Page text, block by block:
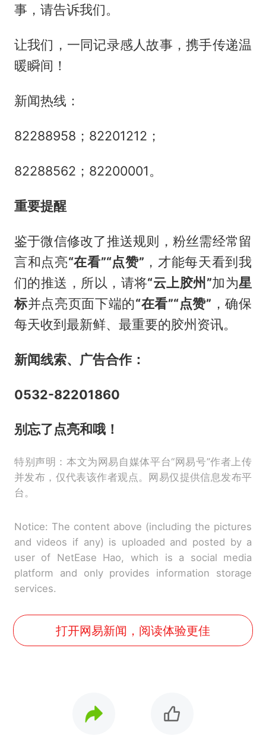
事，请告诉我们。
让我们，一同记录感人故事，携手传递温
暖瞬间！
新闻热线：
82288958；82201212；
82288562；82200001。
重要提醒
鉴于微信修改了推送规则，粉丝需经常留
言和点亮“在看”“点赞” ，才能每天看到我
们的推送，所以，请将“云上胶州”加为星
标并点亮页面下端的“在看”“点赞” ，确保
每天收到最新鲜、最重要的胶州资讯。
新闻线索、广告合作：
0532-82201860
别忘了点亮和哦！
特别声明：本文为网易自媒体平台“网易号”作者上传
并发布，仅代表该作者观点。网易仅提供信息发布平
台。
Notice: The content above (including the pictures
and videos if any) is uploaded and posted by a
user of NetEase Hao, which is a social media
platform and only provides information storage
services.
打开网易新闻，阅读体验更佳